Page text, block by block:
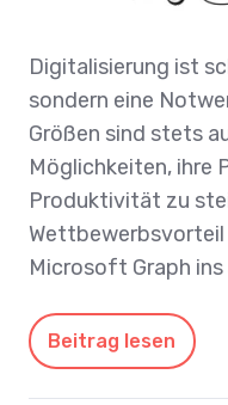
Digitalisierung ist
sondern eine
Größen sind stets
Möglichkeiten, ihre
Produktivität zu
Wettbewerbsvorteil
Microsoft Graph ins
Beitrag lesen